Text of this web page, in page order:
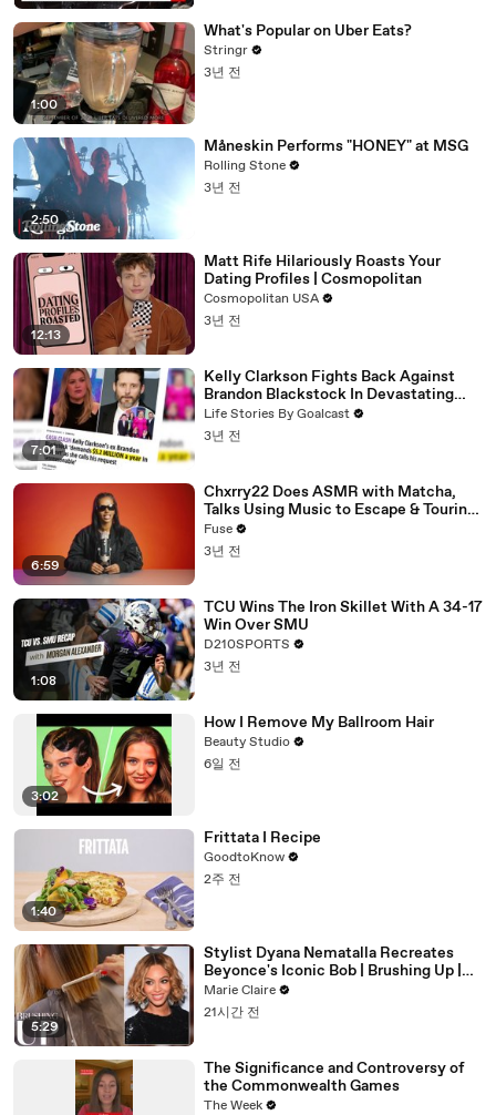
1:00
What's Popular on Uber Eats?
Stringr
3년 전
2:50
Måneskin Performs "HONEY" at MSG
Rolling Stone
3년 전
12:13
Matt Rife Hilariously Roasts Your
Dating Profiles | Cosmopolitan
Cosmopolitan USA
3년 전
7:01
Kelly Clarkson Fights Back Against
Brandon Blackstock In Devastating
Divorce Battle
Life Stories By Goalcast
3년 전
6:59
Chxrry22 Does ASMR with Matcha,
Talks Using Music to Escape & Touring
with The Weeknd
Fuse
3년 전
1:08
TCU Wins The Iron Skillet With A 34-17
Win Over SMU
D210SPORTS
3년 전
3:02
How I Remove My Ballroom Hair
Beauty Studio
6일 전
1:40
Frittata I Recipe
GoodtoKnow
2주 전
5:29
Stylist Dyana Nematalla Recreates
Beyonce's Iconic Bob | Brushing Up |
Marie Claire
Marie Claire
21시간 전
The Significance and Controversy of
the Commonwealth Games
The Week